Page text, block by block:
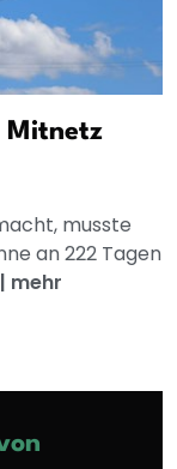
Mitnetz
musste
an 222 Tagen
| mehr